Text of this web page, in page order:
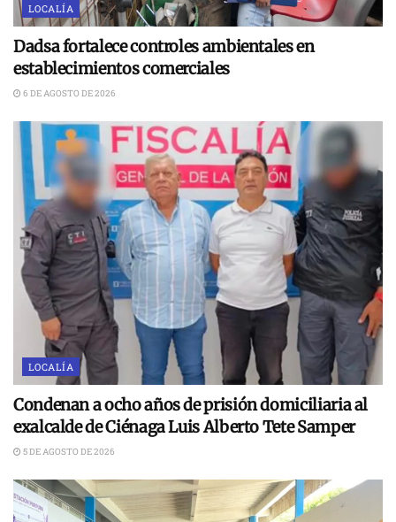
LOCALÍA
Dadsa fortalece controles ambientales en
establecimientos comerciales
6 DE AGOSTO DE 2026
LOCALÍA
Condenan a ocho años de prisión domiciliaria al
exalcalde de Ciénaga Luis Alberto Tete Samper
5 DE AGOSTO DE 2026